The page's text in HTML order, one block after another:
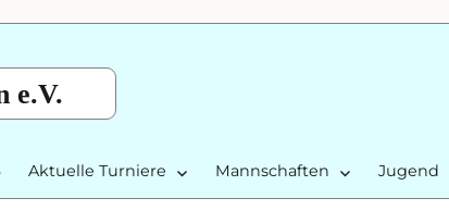
e.V.
Aktuelle Turniere Mannschaften Jugend